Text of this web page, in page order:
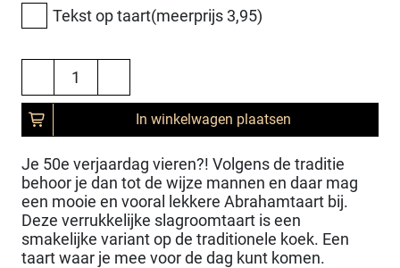
Tekst op taart(meerprijs 3,95)
In winkelwagen plaatsen
Je 50e verjaardag vieren?! Volgens de traditie
behoor je dan tot de wijze mannen en daar mag
een mooie en vooral lekkere Abrahamtaart bij.
Deze verrukkelijke slagroomtaart is een
smakelijke variant op de traditionele koek. Een
taart waar je mee voor de dag kunt komen.